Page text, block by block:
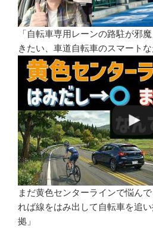
「自転車専用レーンの路駐が邪
きたい、車道自転車のスマート
まだ黄色センターラインで悩ん
れば線をはみ出して自転車を追
拠」